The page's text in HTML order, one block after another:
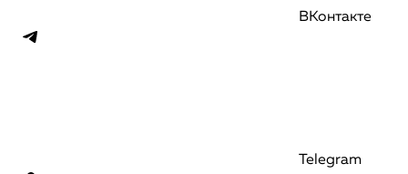
ВКонтакте
Telegram